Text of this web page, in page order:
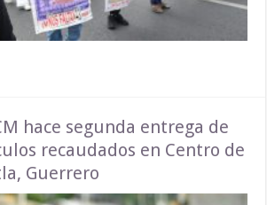
hace segunda entrega de
recaudados en Centro de
Guerrero